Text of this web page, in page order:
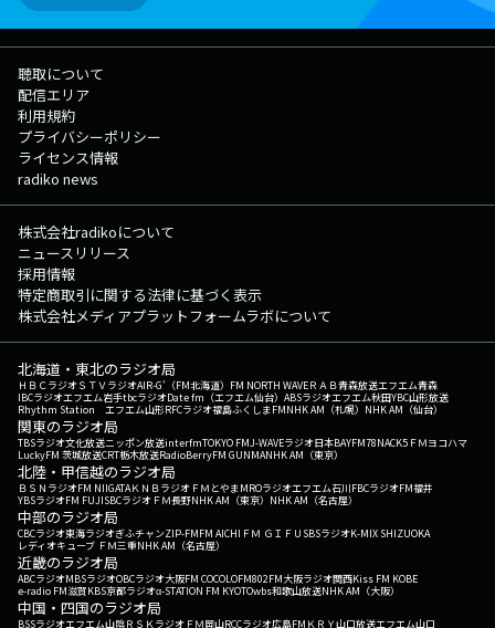
聴取について
配信エリア
利用規約
プライバシーポリシー
ライセンス情報
radiko news
株式会社radikoについて
ニュースリリース
採用情報
特定商取引に関する法律に基づく表示
株式会社メディアプラットフォームラボについて
北海道・東北のラジオ局
ＨＢＣラジオＳＴＶラジオAIR-G'（FM北海道） FM NORTH WAVEＲＡＢ青森放送エフエム青森
IBCラジオエフエム岩手tbcラジオDate fm（エフエム仙台） ABSラジオエフエム秋田YBC山形放送
Rhythm Station エフエム山形RFCラジオ福島ふくしまFMNHK AM（札幌） NHK AM（仙台）
関東のラジオ局
TBSラジオ文化放送ニッポン放送interfmTOKYO FMJ-WAVEラジオ日本BAYFM78NACK5 ＦＭヨコハマ
LuckyFM 茨城放送CRT栃木放送RadioBerryFM GUNMANHK AM（東京）
北陸・甲信越のラジオ局
ＢＳＮラジオFM NIIGATAＫＮＢラジオ ＦＭとやまMROラジオエフエム石川FBCラジオFM福井
YBSラジオFM FUJISBCラジオ ＦＭ長野NHK AM（東京） NHK AM（名古屋）
中部のラジオ局
CBCラジオ東海ラジオぎふチャンZIP-FMFM AICHI ＦＭ ＧＩＦＵ SBSラジオK-MIX SHIZUOKA
レディオキューブ ＦＭ三重NHK AM（名古屋）
近畿のラジオ局
ABCラジオMBSラジオOBCラジオ大阪FM COCOLOFM802FM大阪ラジオ関西Kiss FM KOBE
e-radio FM滋賀KBS京都ラジオα-STATION FM KYOTOwbs和歌山放送NHK AM（大阪）
中国・四国のラジオ局
BSSラジオエフエム山陰ＲＳＫラジオ ＦＭ岡山RCCラジオ広島FM ＫＲＹ山口放送エフエム山口